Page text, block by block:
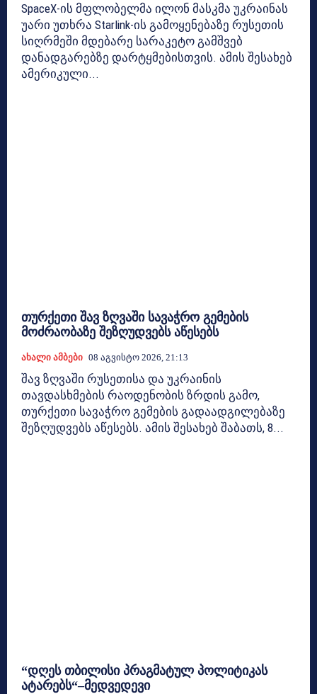
SpaceX-ის მფლობელმა ილონ მასკმა უკრაინას
უარი უთხრა Starlink-ის გამოყენებაზე რუსეთის
სიღრმეში მდებარე სარაკეტო გამშვებ
დანადგარებზე დარტყმებისთვის. ამის შესახებ
ამერიკული...
თურქეთი შავ ზღვაში სავაჭრო გემების
მოძრაობაზე შეზღუდვებს აწესებს
Ახალი Ამბები 08 Აგვისტო 2026, 21:13
შავ ზღვაში რუსეთისა და უკრაინის
თავდასხმების რაოდენობის ზრდის გამო,
თურქეთი სავაჭრო გემების გადაადგილებაზე
შეზღუდვებს აწესებს. ამის შესახებ შაბათს, 8...
“დღეს თბილისი პრაგმატულ პოლიტიკას
ატარებს“–მედვედევი